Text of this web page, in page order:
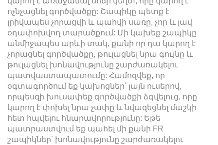
ոչնչացնել գործվածքը: Շապիկը պետք է
լրիվապես չորացվի և պահվի սառը, չոր և լավ
օդափոխվող տարածքում: Մի կախեք շապիկը
անմիջապես արևի տակ, քանի որ դա կարող է
չորացնել գործվածքը, թուլացնել նրա գույնը և
թուլացնել խոնավությունը շարժառակելու
պատվաստապատումը: Համոզվեք, որ
օգտագործում եք կախոցներ՝ լայն ուսերով,
որպեսզի խուսափեք գործվածքի ձգվելուց, որը
կարող է փոխել նրա չափը և նվազեցնել մաշկի
հետ հպվելու հնարավորությունը: Եթե
պատրաստվում եք պահել մի քանի FR
շապիկներ՝ խոնավությունը շարժառակելու